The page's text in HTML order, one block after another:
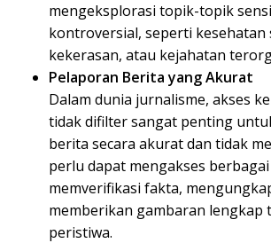
mengeksplorasi topik-topik
kontroversial, seperti kesehatan
kekerasan, atau kejahatan
Pelaporan Berita yang Akurat
Dalam dunia jurnalisme, akses
tidak difilter sangat penting
berita secara akurat dan tidak
perlu dapat mengakses
memverifikasi fakta,
memberikan gambaran lengkap
peristiwa.